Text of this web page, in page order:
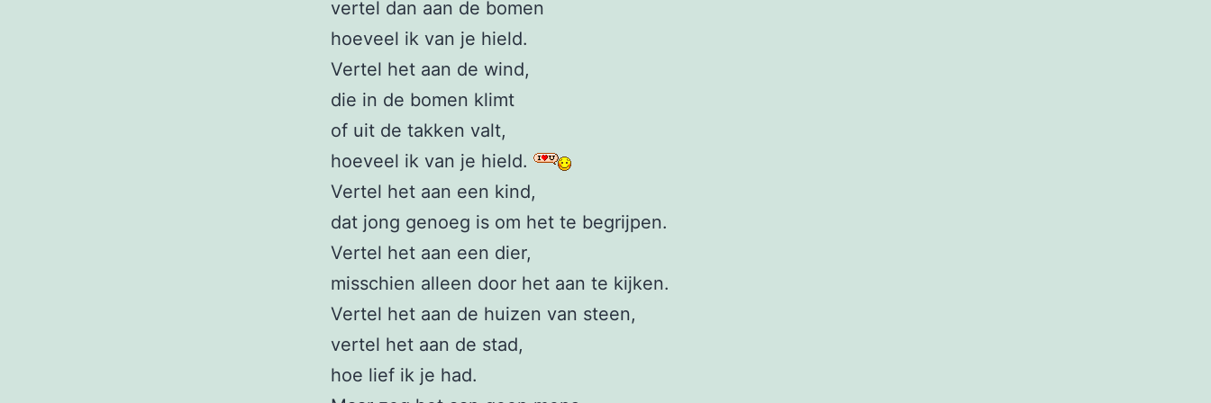
vertel dan aan de bomen
hoeveel ik van je hield.
Vertel het aan de wind,
die in de bomen klimt
of uit de takken valt,
hoeveel ik van je hield.
Vertel het aan een kind,
dat jong genoeg is om het te begrijpen.
Vertel het aan een dier,
misschien alleen door het aan te kijken.
Vertel het aan de huizen van steen,
vertel het aan de stad,
hoe lief ik je had.